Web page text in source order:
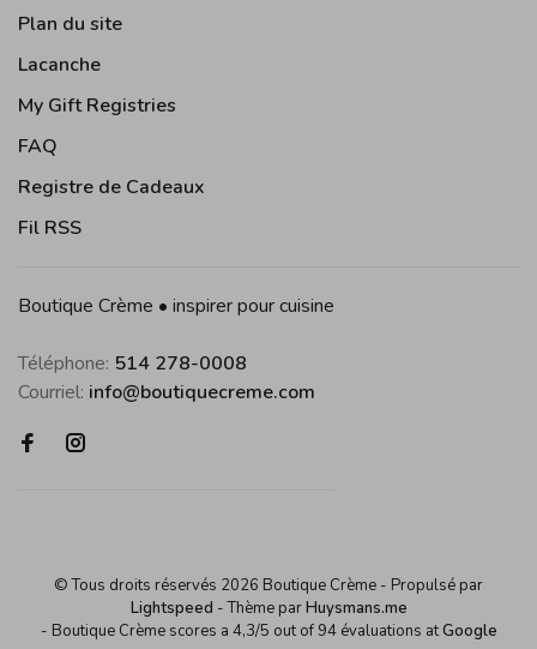
Plan du site
Lacanche
My Gift Registries
FAQ
Registre de Cadeaux
Fil RSS
Boutique Crème • inspirer pour cuisine
Téléphone: 514 278-0008
Courriel: info@boutiquecreme.com
© Tous droits réservés 2026 Boutique Crème - Propulsé par
Lightspeed - Thème parHuysmans.me
- Boutique Crème scores a 4,3/5 out of94 évaluations atGoogle